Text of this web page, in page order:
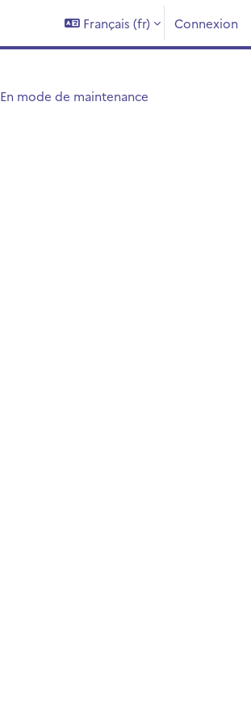
Français ‎(fr)‎ Connexion
En mode de maintenance